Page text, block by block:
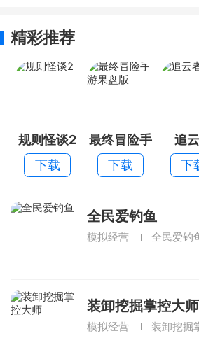
精彩推荐
规则怪谈2
下载
最终冒险手
游果盘版
下载
追
下
全民爱钓鱼
模拟经营 全民爱钓
装卸挖掘掌控大师
模拟经营 装卸挖掘